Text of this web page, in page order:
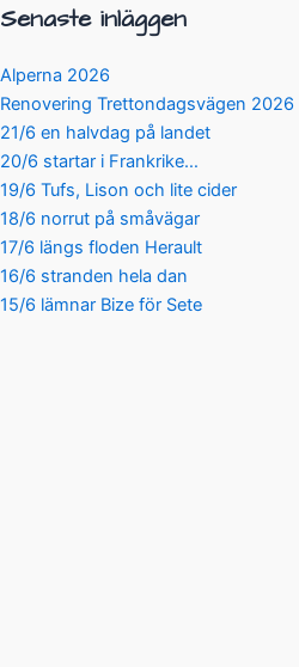
Senaste inläggen
Alperna 2026
Renovering Trettondagsvägen 2026
21/6 en halvdag på landet
20/6 startar i Frankrike…
19/6 Tufs, Lison och lite cider
18/6 norrut på småvägar
17/6 längs floden Herault
16/6 stranden hela dan
15/6 lämnar Bize för Sete